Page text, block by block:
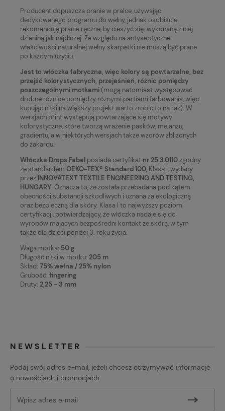
Producent dopuszcza pranie w pralce, używając
dedykowanego programu do wełny, jednak osobiście
rekomenduję pranie ręczne, by cieszyć się wykonaną z niej
dzianiną jak najdłużej. Ze względu na antyseptyczne
właściwości naturalnej wełny skarpetki nie muszą być prane
po każdym użyciu.
Jest to włóczka fabryczna, więc kolory są powtarzalne, bez
przejść kolorystycznych, przejaśnień, różnic pomiędzy
poszczególnymi motkami(mogą natomiast występować
drobne różnice pomiędzy różnymi partiami farbowania, więc
kupując nitki na większy projekt warto zrobić to na raz). W
wersjach print występują powtarzające się motywy
kolorystyczne, które tworzą wrażenie pasków, melanżu,
gradientu, a w niektórych wersjach także wzorów zbliżonych
do żakardu.
Włóczka Drops Fabel posiada certyfikat nr 25.3.0110zgodny
ze standardem OEKO-TEX® Standard 100, Klasa I, wydany
przez INNOVATEXT TEXTILE ENGINEERING AND TESTING,
HUNGARY. Oznacza to, że została przebadana pod kątem
obecności substancji szkodliwych i uznana za ekologiczną
oraz bezpieczną dla skóry. Klasa I to najwyższy poziom
certyfikacji, potwierdzający, że włóczka nadaje się do
wyrobów mających bezpośredni kontakt ze skórą, w tym
także dla dzieci poniżej 3. roku życia.
Waga motka: 50 g
Długość nitki w motku: 205 m
Skład: 75% wełna / 25% nylon
Grubość: fingering
Druty: 2,25 - 3 mm
NEWSLETTER
Podaj swój adres e-mail, jeżeli chcesz otrzymywać informacje
o nowościach i promocjach.